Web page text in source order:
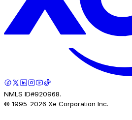
NMLS ID#920968.
© 1995-2026 Xe Corporation Inc.